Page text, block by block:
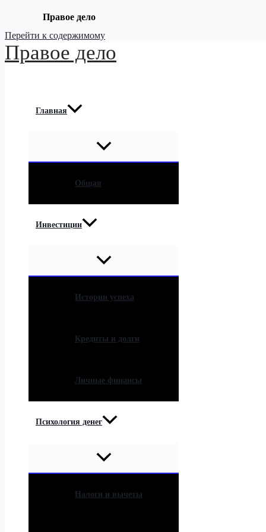
Правое дело
Перейти к содержимому
Правое дело
Главная
Общая
Инвестиции
Истории успеха
Кредиты и долги
Личные финансы
Психология денег
Налоги и вычеты